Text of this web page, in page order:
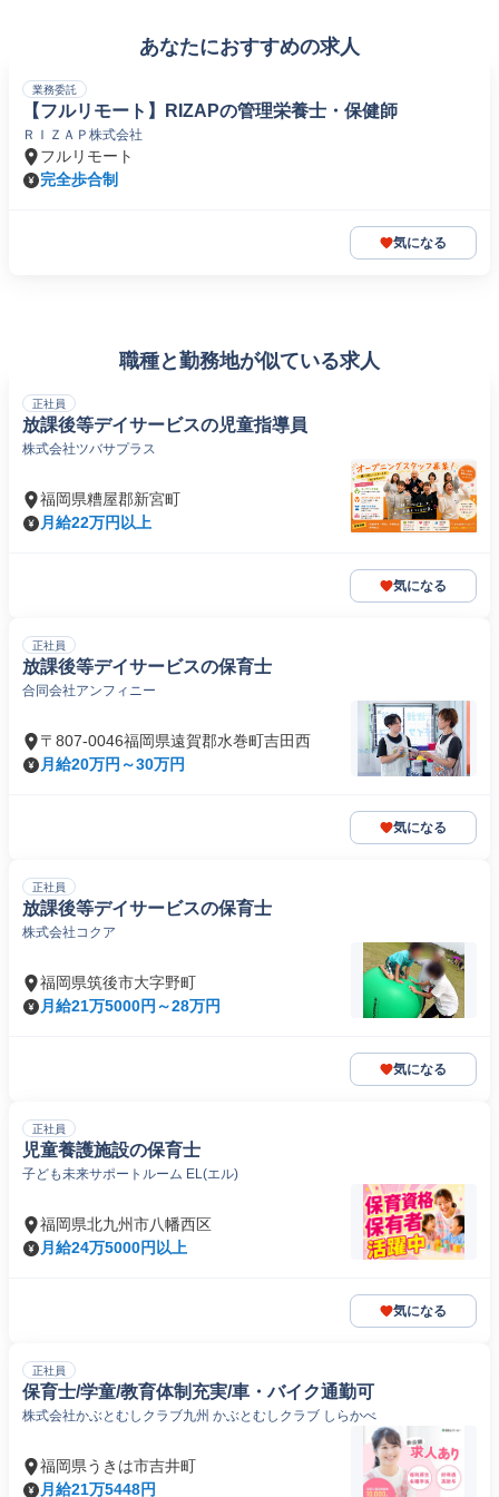
あなたにおすすめの求人
業務委託
【フルリモート】RIZAPの管理栄養士・保健師
ＲＩＺＡＰ株式会社
フルリモート
完全歩合制
気になる
職種と勤務地が似ている求人
正社員
放課後等デイサービスの児童指導員
株式会社ツバサプラス
福岡県糟屋郡新宮町
月給22万円以上
気になる
正社員
放課後等デイサービスの保育士
合同会社アンフィニー
〒807-0046福岡県遠賀郡水巻町吉田西
月給20万円～30万円
気になる
正社員
放課後等デイサービスの保育士
株式会社コクア
福岡県筑後市大字野町
月給21万5000円～28万円
気になる
正社員
児童養護施設の保育士
子ども未来サポートルーム EL(エル)
福岡県北九州市八幡西区
月給24万5000円以上
気になる
正社員
保育士/学童/教育体制充実/車・バイク通勤可
株式会社かぶとむしクラブ九州 かぶとむしクラブ しらかべ
福岡県うきは市吉井町
月給21万5448円